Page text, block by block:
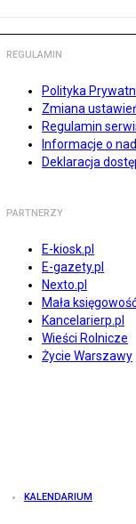
REGULAMIN
Polityka
Zmiana
Regulamin
Informacje o
Deklaracja
PARTNERZY
E-kiosk.pl
E-gazety.pl
Nexto.pl
Mała
Kancelarierp.pl
Wieści Rolnicze
Życie Warszawy
KALENDARIUM